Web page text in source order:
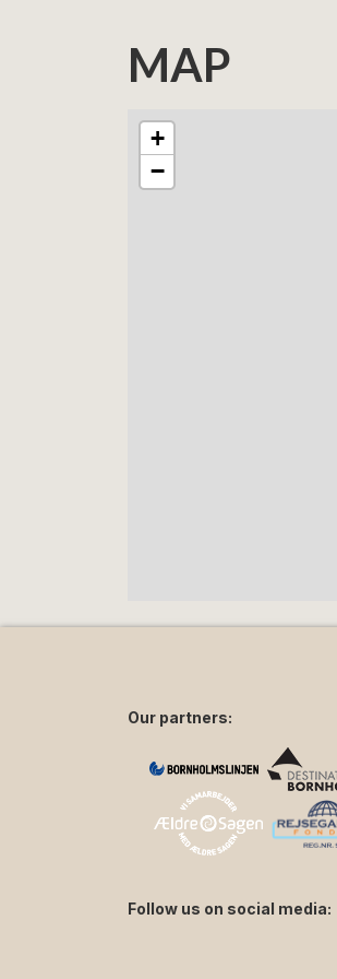
MAP
+
−
Our partners:
Follow us on social media: